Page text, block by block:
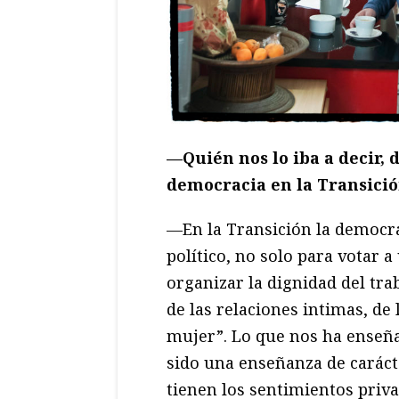
—Quién nos lo iba a decir,
democracia en la
—En la Transición la
político, no solo para votar
organizar la dignidad del
de las relaciones intimas, de
mujer”. Lo que nos ha
sido una enseñanza de
tienen los sentimientos